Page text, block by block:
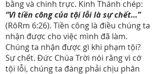
bằng và chinh trực. Kinh Thánh chép:
“Vì tiền công của tội lỗi là sự chết…”
(RôRm 6:26). Tiền công là điều chúng ta
nhận được cho việc mình đã làm.
Chúng ta nhận được gì khi phạm tội?
Sự chết. Đức Chúa Trời nói rằng vì cớ
tội lỗi, chúng ta đáng phải chịu phân